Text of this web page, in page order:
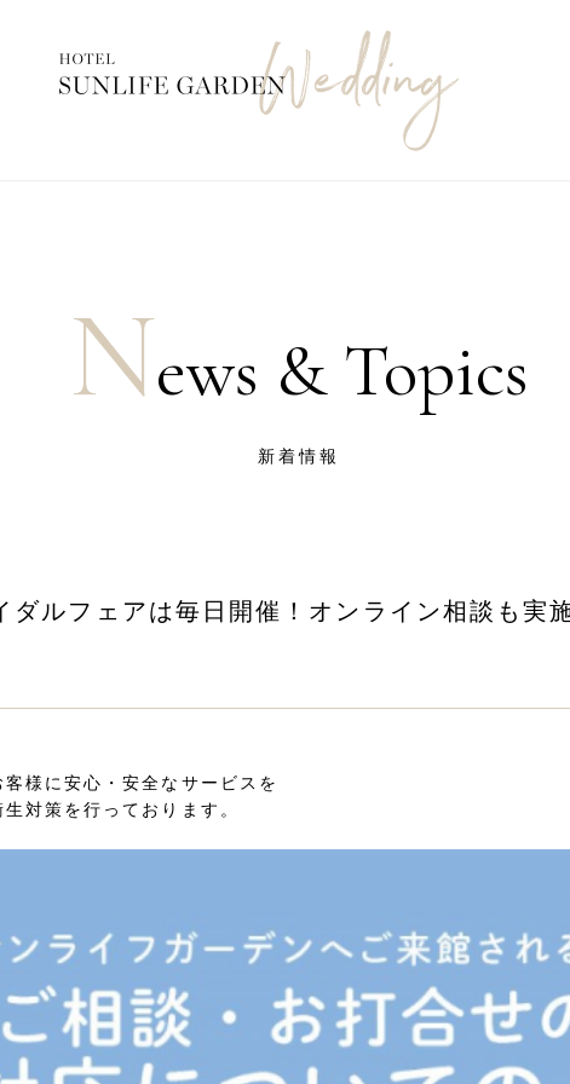
News & Topics
新着情報
ダルフェアは毎日開催！オンライン相談も実
様に安心・安全なサービスを
対策を行っております。